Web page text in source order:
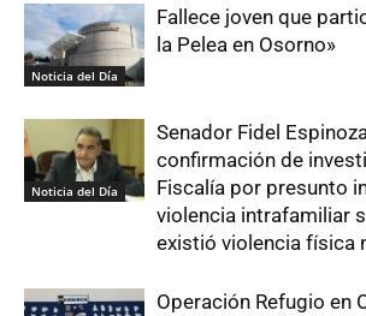
Noticia del Día
Fallece joven que
la Pelea en Osorno»
Noticia del Día
Senador Fidel
confirmación de
Fiscalía por presunto
violencia intrafamiliar
existió violencia física
Operación Refugio en